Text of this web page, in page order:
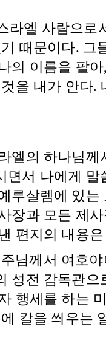
라엘 사람으로
때문이다. 그
의 이름을 팔
을 내가 안다.
엘의 하나님께
면서 나에게
루살렘에 있는
장과 모든 제
편지의 내용
님께서 여호
성전 감독관으
행세를 하는
칼을 씌우는